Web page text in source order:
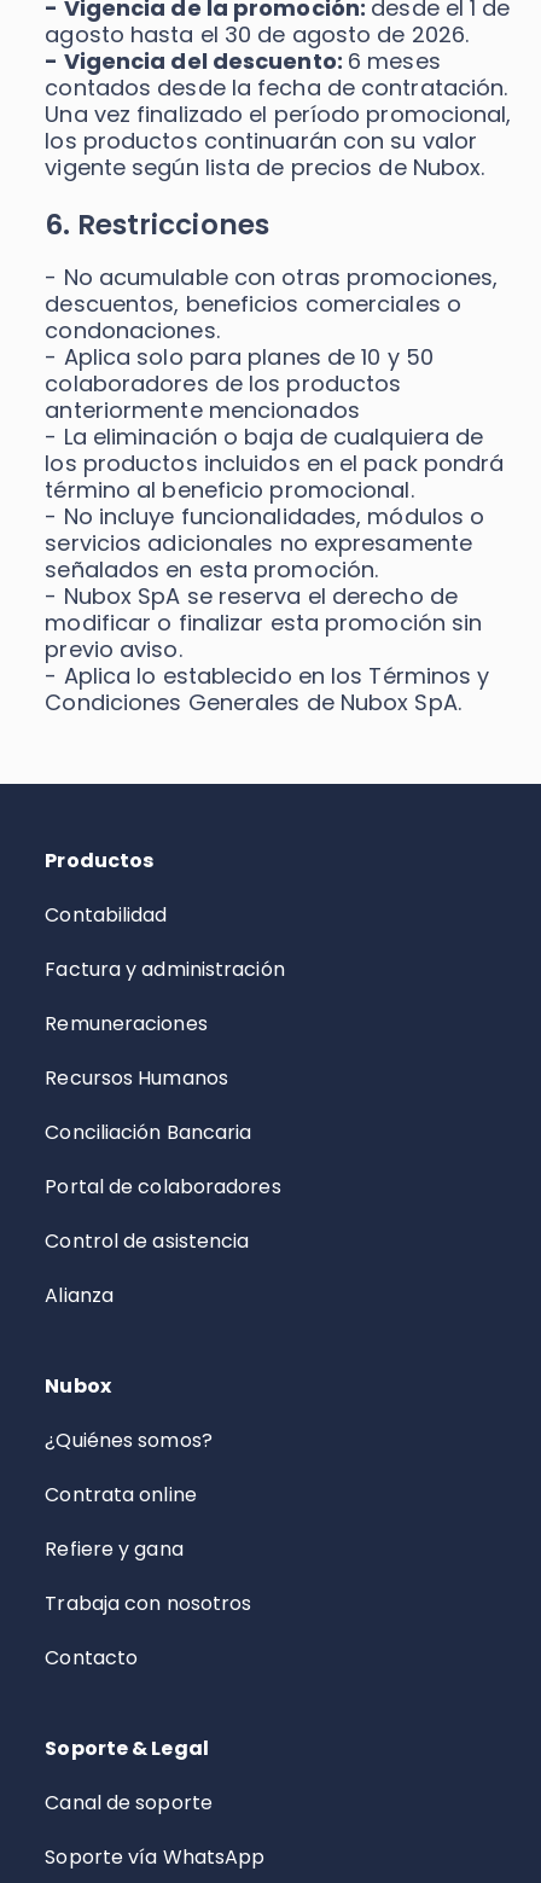
- Vigencia de la promoción: desde el 1 de
agosto hasta el 30 de agosto de 2026.
- Vigencia del descuento: 6 meses
contados desde la fecha de contratación.
Una vez finalizado el período promocional,
los productos continuarán con su valor
vigente según lista de precios de Nubox.
6. Restricciones
- No acumulable con otras promociones,
descuentos, beneficios comerciales o
condonaciones.
- Aplica solo para planes de 10 y 50
colaboradores de los productos
anteriormente mencionados
- La eliminación o baja de cualquiera de
los productos incluidos en el pack pondrá
término al beneficio promocional.
- No incluye funcionalidades, módulos o
servicios adicionales no expresamente
señalados en esta promoción.
- Nubox SpA se reserva el derecho de
modificar o finalizar esta promoción sin
previo aviso.
- Aplica lo establecido en los Términos y
Condiciones Generales de Nubox SpA.
Productos
Contabilidad
Factura y administración
Remuneraciones
Recursos Humanos
Conciliación Bancaria
Portal de colaboradores
Control de asistencia
Alianza
Nubox
¿Quiénes somos?
Contrata online
Refiere y gana
Trabaja con nosotros
Contacto
Soporte & Legal
Canal de soporte
Soporte vía WhatsApp